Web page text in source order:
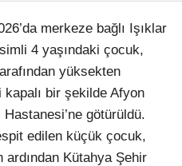
merkeze bağlı Işıklar
4 yaşındaki çocuk,
yüksekten
bir şekilde Afyon
götürüldü.
edilen küçük çocuk,
ardından Kütahya Şehir